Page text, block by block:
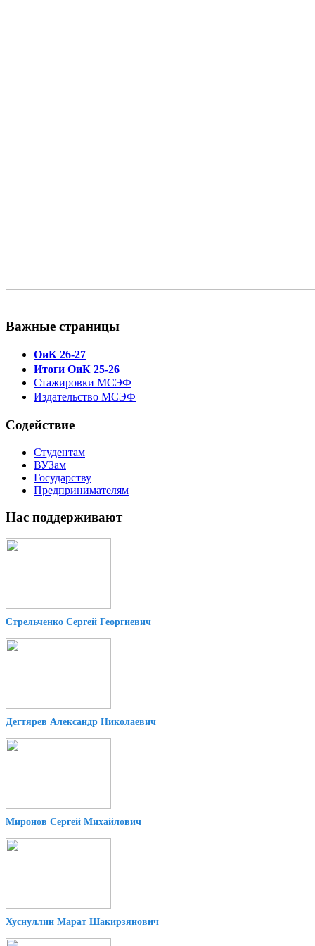
Важные страницы
ОиК 26-27
Итоги ОиК 25-26
Стажировки МСЭФ
Издательство МСЭФ
Содействие
Студентам
ВУЗам
Государству
Предпринимателям
Нас поддерживают
Стрельченко Сергей Георгиевич
Дегтярев Александр Николаевич
Миронов Сергей Михайлович
Хуснуллин Марат Шакирзянович